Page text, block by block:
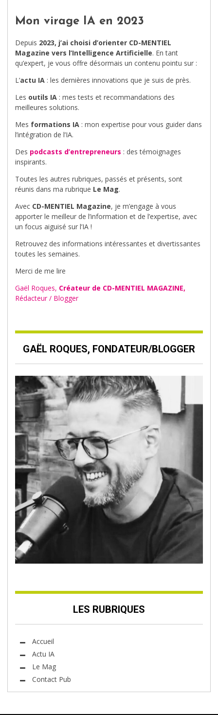
Mon virage IA en 2023
Depuis 2023, j’ai choisi d’orienter CD-MENTIEL
Magazine vers l’Intelligence Artificielle. En tant
qu’expert, je vous offre désormais un contenu pointu sur :
L’actu IA : les dernières innovations que je suis de près.
Les outils IA : mes tests et recommandations des
meilleures solutions.
Mes formations IA : mon expertise pour vous guider dans
l’intégration de l’IA.
Des podcasts d’entrepreneurs : des témoignages
inspirants.
Toutes les autres rubriques, passés et présents, sont
réunis dans ma rubrique Le Mag.
Avec CD-MENTIEL Magazine, je m’engage à vous
apporter le meilleur de l’information et de l’expertise, avec
un focus aiguisé sur l’IA !
Retrouvez des informations intéressantes et divertissantes
toutes les semaines.
Merci de me lire
Gaël Roques, Créateur de CD-MENTIEL MAGAZINE,
Rédacteur / Blogger
GAËL ROQUES, FONDATEUR/BLOGGER
LES RUBRIQUES
Accueil
Actu IA
Le Mag
Contact Pub